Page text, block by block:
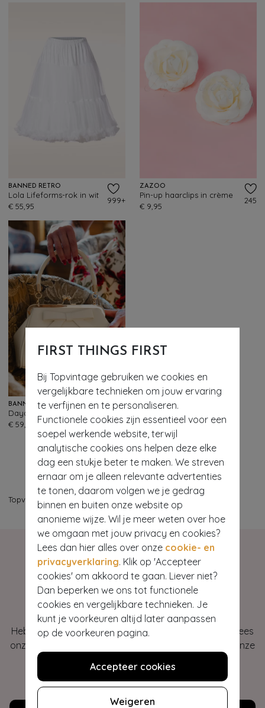
FIRST THINGS FIRST
Bij Topvintage gebruiken we cookies en
vergelijkbare technieken om jouw ervaring
te verfijnen en te personaliseren.
Functionele cookies zijn essentieel voor een
soepel werkende website, terwijl
analytische cookies ons helpen deze elke
dag een stukje beter te maken. We streven
ernaar om je alleen relevante advertenties
te tonen, daarom volgen we je gedrag
binnen en buiten onze website op
anonieme wijze. Wil je meer weten over hoe
we omgaan met jouw privacy en cookies?
Lees dan hier alles over onze cookie- en
privacyverklaring. Klik op 'Accepteer
cookies' om akkoord te gaan. Liever niet?
Dan beperken we ons tot functionele
cookies en vergelijkbare technieken. Je
kunt je voorkeuren altijd later aanpassen
op de voorkeuren pagina.
Accepteer cookies
Weigeren
BANNED RETRO
Lola Lifeforms-rok in wit
€ 55,95
999+
ZAZOO
Pin-up haarclips in crème
€ 9,95
245
BANNED RETRO
€ 59,95
523
Topvintage Bestsellers
Hey gorgeous
Heb je vragen of heb je hulp nodig bij je bestelling? Lees
onze veelgestelde vragen of neem contact op met onze
WE ZIJN NU OPEN